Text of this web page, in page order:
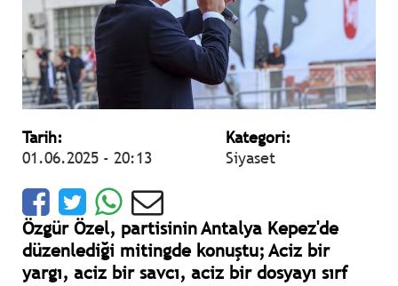
Tarih:
01.06.2025 - 20:13
Kategori:
Siyaset
Özgür Özel, partisinin Antalya Kepez'de
düzenlediği mitingde konuştu; Aciz bir
yargı, aciz bir savcı, aciz bir dosyayı sırf